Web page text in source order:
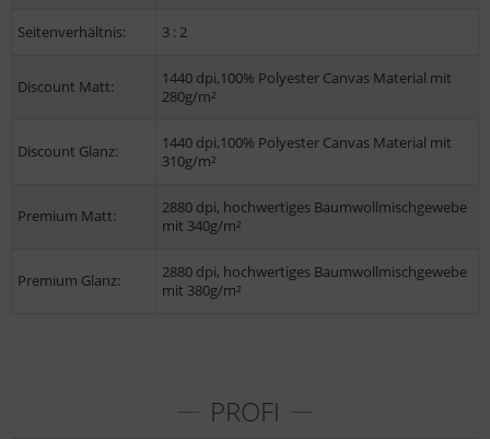
Seitenverhältnis: 3 : 2
Discount Matt:
1440 dpi,100% Polyester Canvas Material mit
280g/m²
Discount Glanz:
1440 dpi,100% Polyester Canvas Material mit
310g/m²
Premium Matt:
2880 dpi, hochwertiges Baumwollmischgewebe
mit 340g/m²
Premium Glanz:
2880 dpi, hochwertiges Baumwollmischgewebe
mit 380g/m²
PROFI